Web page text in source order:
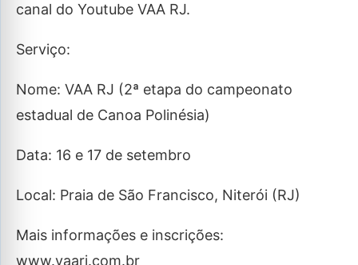
canal do Youtube VAA RJ.
Serviço:
Nome: VAA RJ (2ª etapa do campeonato
estadual de Canoa Polinésia)
Data: 16 e 17 de setembro
Local: Praia de São Francisco, Niterói (RJ)
Mais informações e inscrições:
www.vaarj.com.br